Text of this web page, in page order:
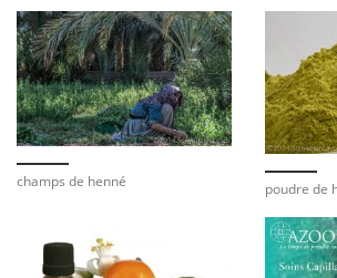
champs de henné poudre de